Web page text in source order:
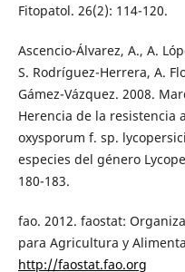
Fitopatol. 26(2): 114-120.
Ascencio-Álvarez, A., A.
S. Rodríguez-Herrera, A.
Gámez-Vázquez. 2008.
Herencia de la resistencia
oxysporum f. sp.
especies del género
180-183.
fao. 2012. faostat:
para Agricultura y
http://faostat.fao.org